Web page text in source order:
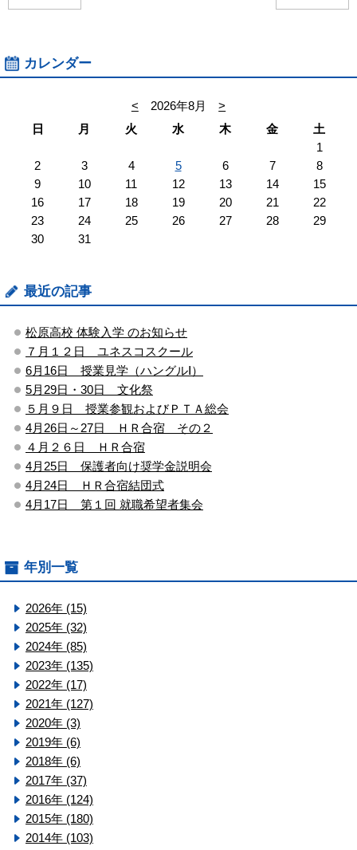
カレンダー
< 2026年8月
>
日
月 火 水 木 金
土
1
2
3 4 5 6 7
8
9
10 11 12 13 14
15
16
17 18 19 20 21
22
23
24 25 26 27 28
29
30
31
最近の記事
松原高校 体験入学 のお知らせ
７月１２日 ユネスコスクール
6月16日 授業見学（ハングルⅠ）
5月29日・30日 文化祭
５月９日 授業参観およびＰＴＡ総会
4月26日～27日 ＨＲ合宿 その２
４月２６日 ＨＲ合宿
4月25日 保護者向け奨学金説明会
4月24日 ＨＲ合宿結団式
4月17日 第１回 就職希望者集会
年別一覧
2026年 (15)
2025年 (32)
2024年 (85)
2023年 (135)
2022年 (17)
2021年 (127)
2020年 (3)
2019年 (6)
2018年 (6)
2017年 (37)
2016年 (124)
2015年 (180)
2014年 (103)